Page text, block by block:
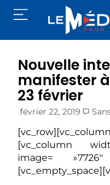
Nouvelle
manifester
23 février
février 22, 2019
[vc_column
image=